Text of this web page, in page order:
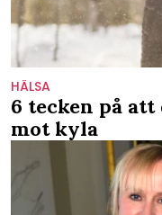
HÄLSA
6 tecken på
mot kyla